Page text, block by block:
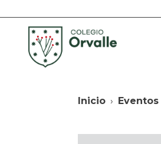
Inicio › Eventos